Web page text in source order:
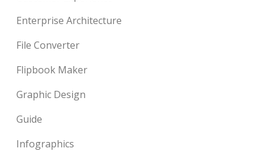
Enterprise Architecture
File Converter
Flipbook Maker
Graphic Design
Guide
Infographics